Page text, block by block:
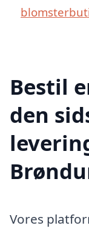
Bestil
den
Vores